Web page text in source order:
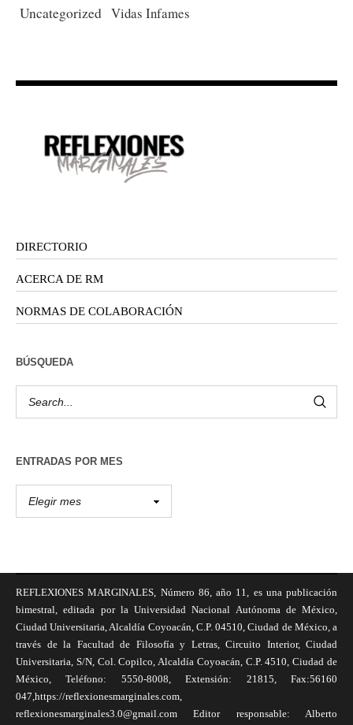
Uncategorized Vidas Infames
DIRECTORIO
ACERCA DE RM
NORMAS DE COLABORACIÓN
BÚSQUEDA
ENTRADAS POR MES
REFLEXIONES MARGINALES, Número 86, año 11, es una publicación
bimestral, editada por la Universidad Nacional Autónoma de México,
Ciudad Universitaria, Alcaldía Coyoacán, C.P. 04510, Ciudad de México, a
través de la Facultad de Filosofía y Letras, Circuito Interior, Ciudad
Universitaria, S/N, Col. Copilco, Alcaldía Coyoacán, C.P. 4510, Ciudad de
México, Teléfono: 5550-8008, Extensión: 21815, Fax:56160
047,https://reflexionesmarginales.com,
reflexionesmarginales3.0@gmail.com Editor responsable: Alberto